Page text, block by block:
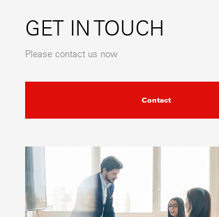
GET IN TOUCH
Please contact us now
Contact